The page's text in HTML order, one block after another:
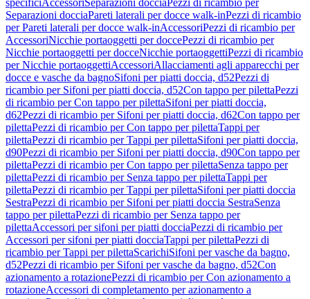
specificiAccessoriSeparazioni docciaPezzi di ricambio per
Separazioni docciaPareti laterali per docce walk-inPezzi di ricambio
per Pareti laterali per docce walk-inAccessoriPezzi di ricambio per
AccessoriNicchie portaoggetti per doccePezzi di ricambio per
Nicchie portaoggetti per docceNicchie portaoggettiPezzi di ricambio
per Nicchie portaoggettiAccessoriAllacciamenti agli apparecchi per
docce e vasche da bagnoSifoni per piatti doccia, d52Pezzi di
ricambio per Sifoni per piatti doccia, d52Con tappo per pilettaPezzi
di ricambio per Con tappo per pilettaSifoni per piatti doccia,
d62Pezzi di ricambio per Sifoni per piatti doccia, d62Con tappo per
pilettaPezzi di ricambio per Con tappo per pilettaTappi per
pilettaPezzi di ricambio per Tappi per pilettaSifoni per piatti doccia,
d90Pezzi di ricambio per Sifoni per piatti doccia, d90Con tappo per
pilettaPezzi di ricambio per Con tappo per pilettaSenza tappo per
pilettaPezzi di ricambio per Senza tappo per pilettaTappi per
pilettaPezzi di ricambio per Tappi per pilettaSifoni per piatti doccia
SestraPezzi di ricambio per Sifoni per piatti doccia SestraSenza
tappo per pilettaPezzi di ricambio per Senza tappo per
pilettaAccessori per sifoni per piatti docciaPezzi di ricambio per
Accessori per sifoni per piatti docciaTappi per pilettaPezzi di
ricambio per Tappi per pilettaScarichiSifoni per vasche da bagno,
d52Pezzi di ricambio per Sifoni per vasche da bagno, d52Con
azionamento a rotazionePezzi di ricambio per Con azionamento a
rotazioneAccessori di completamento per azionamento a